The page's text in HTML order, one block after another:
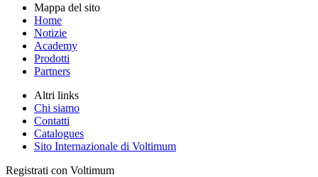
Mappa del sito
Home
Notizie
Academy
Prodotti
Partners
Altri links
Chi siamo
Contatti
Catalogues
Sito Internazionale di Voltimum
Registrati con Voltimum